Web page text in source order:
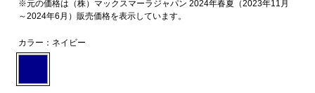
※元の価格は（株）マックスマーラジャパン 2024年春夏（2023年11月
～2024年6月）販売価格を表示しています。
カラー： ネイビー